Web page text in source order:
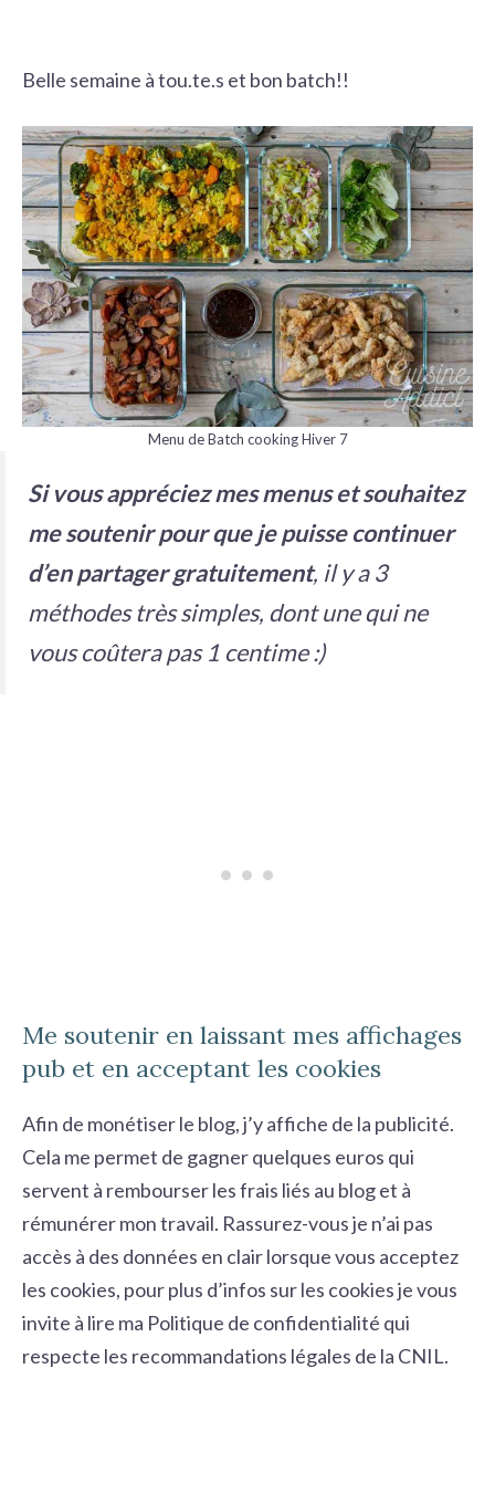
Belle semaine à tou.te.s et bon batch!!
Menu de Batch cooking Hiver 7
Si vous appréciez mes menus et souhaitez
me soutenir pour que je puisse continuer
d’en partager gratuitement, il y a 3
méthodes très simples, dont une qui ne
vous coûtera pas 1 centime :)
Me soutenir en laissant mes affichages
pub et en acceptant les cookies
Afin de monétiser le blog, j’y affiche de la publicité.
Cela me permet de gagner quelques euros qui
servent à rembourser les frais liés au blog et à
rémunérer mon travail. Rassurez-vous je n’ai pas
accès à des données en clair lorsque vous acceptez
les cookies, pour plus d’infos sur les cookies je vous
invite à lire ma Politique de confidentialité qui
respecte les recommandations légales de la CNIL.